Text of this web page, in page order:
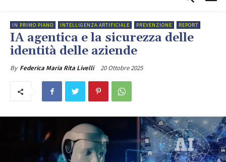
IN PRIMO PIANO INTELLIGENZA ARTIFICIALE PREVENZIONE REPORT
IA agentica e la sicurezza delle
identità delle aziende
By Federica Maria Rita Livelli 20 Ottobre 2025